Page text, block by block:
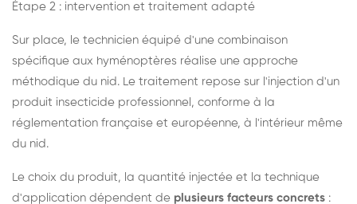
Étape 2 : intervention et traitement adapté
Sur place, le technicien équipé d'une combinaison
spécifique aux hyménoptères réalise une approche
méthodique du nid. Le traitement repose sur l'injection d'un
produit insecticide professionnel, conforme à la
réglementation française et européenne, à l'intérieur même
du nid.
Le choix du produit, la quantité injectée et la technique
d'application dépendent de plusieurs facteurs concrets :